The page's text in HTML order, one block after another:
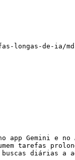
longas-de-ia/
Gemini e no
tarefas
diárias a